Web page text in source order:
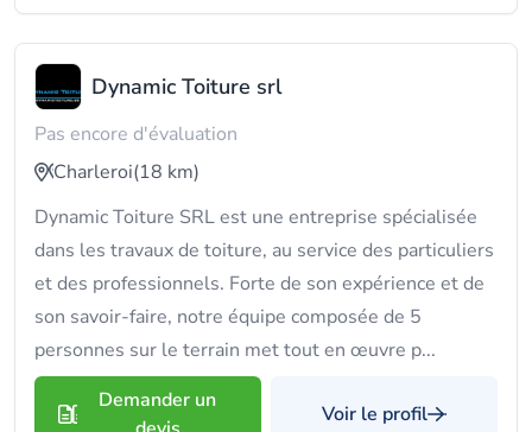
Dynamic Toiture srl
Pas encore d'évaluation
Charleroi(18 km)
Dynamic Toiture SRL est une entreprise spécialisée
dans les travaux de toiture, au service des particuliers
et des professionnels. Forte de son expérience et de
son savoir-faire, notre équipe composée de 5
personnes sur le terrain met tout en œuvre p...
Demander un
Voir le profil